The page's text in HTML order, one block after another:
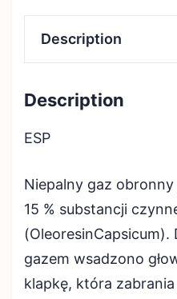
Description
Description
ESP
Niepalny gaz
15 % substancji
(OleoresinCapsicum).
gazem wsadzono
klapkę, która